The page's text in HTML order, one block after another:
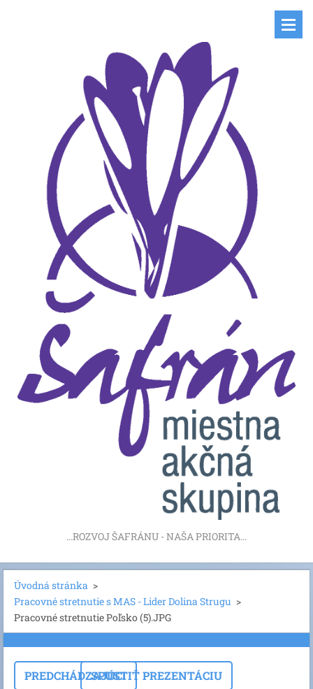
...ROZVOJ ŠAFRÁNU - NAŠA PRIORITA...
Úvodná stránka >
Pracovné stretnutie s MAS - Lider Dolina Strugu >
Pracovné stretnutie Poľsko (5).JPG
PREDCHÁDZAJÚCISPUSTIŤ PREZENTÁCIU